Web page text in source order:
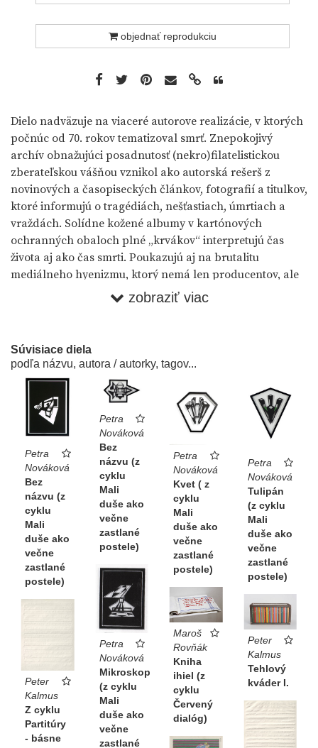
objednať reprodukciu
Dielo nadväzuje na viaceré autorove realizácie, v ktorých
počnúc od 70. rokov tematizoval smrť. Znepokojivý
archív obnažujúci posadnutosť (nekro)filatelistickou
zberateľskou vášňou vznikol ako autorská rešerš z
novinových a časopiseckých článkov, fotografií a titulkov,
ktoré informujú o tragédiách, nešťastiach, úmrtiach a
vraždách. Solídne kožené albumy v kartónových
ochranných obaloch plné „krvákov“ interpretujú čas
života aj ako čas smrti. Poukazujú aj na brutalitu
mediálneho hyenizmu, ktorý nemá len producentov, ale
aj masu divákov a čitateľov, čo tento druh správ aktívne
strachu zo smrti, akousi autentickou a menej okázalou
verziou „fyzickej nemožnosti smrti v mysli niekoho
živého“ (Damien Hirst).
Lucia Gregorová Stach ● Katalóg k výstave Krv (2015)
zobraziť viac
Súvisiace diela
podľa názvu, autora / autorky, tagov...
Petra
Nováková
Bez
názvu (z
cyklu
Mali
duše ako
večne
zastlané
postele)
Petra
Nováková
Bez
názvu (z
cyklu
Mali
duše ako
večne
zastlané
postele)
Petra
Nováková
Kvet ( z
cyklu
Mali
duše ako
večne
zastlané
postele)
Petra
Nováková
Tulipán
(z cyklu
Mali
duše ako
večne
zastlané
postele)
Petra
Nováková
Mikroskop
(z cyklu
Mali
duše ako
večne
zastlané
Maroš
Rovňák
Kniha
ihiel (z
cyklu
Červený
dialóg)
Peter
Kalmus
Tehlový
kváder I.
Peter
Kalmus
Z cyklu
Partitúry
- básne